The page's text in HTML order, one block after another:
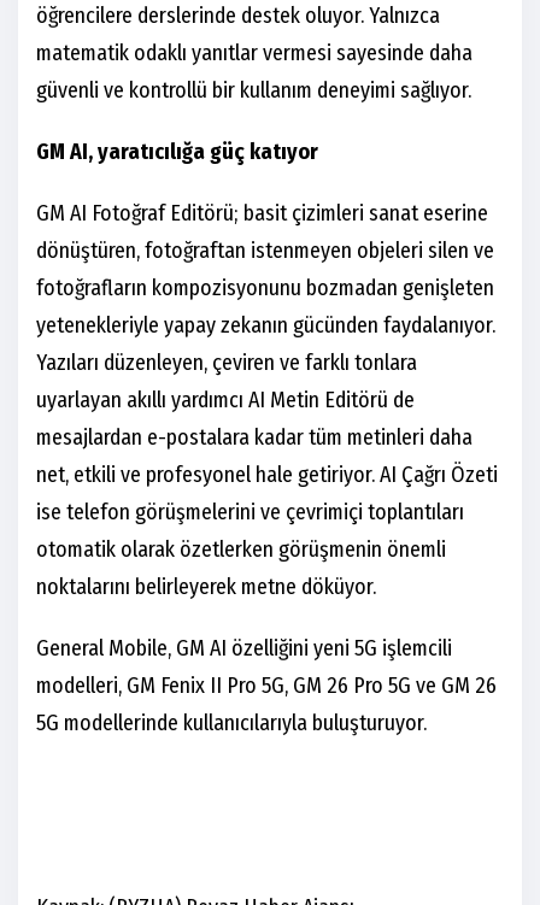
öğrencilere derslerinde destek oluyor. Yalnızca
matematik odaklı yanıtlar vermesi sayesinde daha
güvenli ve kontrollü bir kullanım deneyimi sağlıyor.
GM AI, yaratıcılığa güç katıyor
GM AI Fotoğraf Editörü; basit çizimleri sanat eserine
dönüştüren, fotoğraftan istenmeyen objeleri silen ve
fotoğrafların kompozisyonunu bozmadan genişleten
yetenekleriyle yapay zekanın gücünden faydalanıyor.
Yazıları düzenleyen, çeviren ve farklı tonlara
uyarlayan akıllı yardımcı AI Metin Editörü de
mesajlardan e-postalara kadar tüm metinleri daha
net, etkili ve profesyonel hale getiriyor. AI Çağrı Özeti
ise telefon görüşmelerini ve çevrimiçi toplantıları
otomatik olarak özetlerken görüşmenin önemli
noktalarını belirleyerek metne döküyor.
General Mobile, GM AI özelliğini yeni 5G işlemcili
modelleri, GM Fenix II Pro 5G, GM 26 Pro 5G ve GM 26
5G modellerinde kullanıcılarıyla buluşturuyor.